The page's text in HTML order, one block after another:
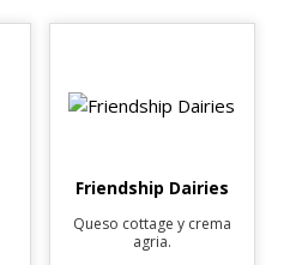
Friendship Dairies
Queso cottage y crema
agria.